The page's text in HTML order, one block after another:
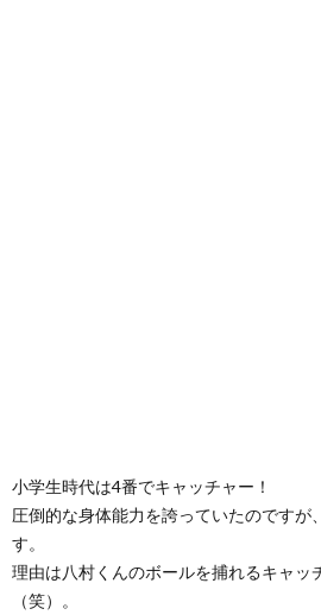
小学生時代は4番でキャッチャー！
圧倒的な身体能力を誇っていたのですが
す。
理由は八村くんのボールを捕れるキャッ
（笑）。